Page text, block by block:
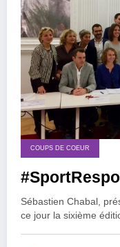
COUPS DE COEUR
Sébastien Chabal,
ce jour la sixième